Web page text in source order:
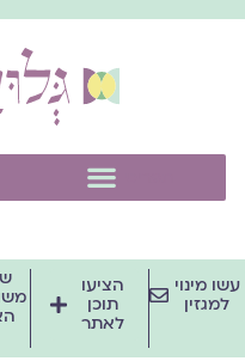
לתוכן
עשו מינוי
למגזין
הציעו
תוכן
לאתר